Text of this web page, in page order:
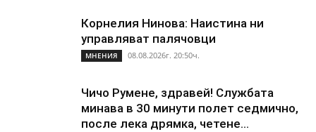
Корнелия Нинова: Наистина ни
управляват палячовци
МНЕНИЯ 08.08.2026г. 20:50ч.
Чичо Румене, здравей! Службата
минава в 30 минути полет седмично,
после лека дрямка, четене...